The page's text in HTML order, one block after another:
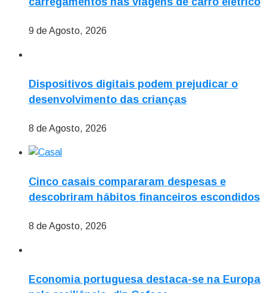
9 de Agosto, 2026
Dispositivos digitais podem prejudicar o
desenvolvimento das crianças
8 de Agosto, 2026
Cinco casais compararam despesas e
descobriram hábitos financeiros escondidos
8 de Agosto, 2026
Economia portuguesa destaca-se na Europa